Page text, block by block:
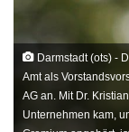
Darmstadt (ots) -
Amt als
AG an. Mit Dr.
Unternehmen kam,